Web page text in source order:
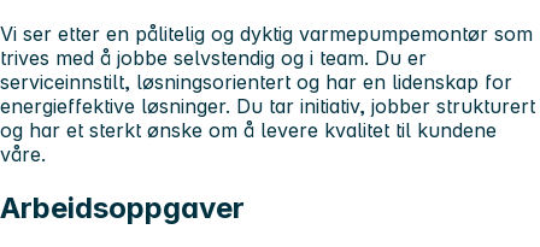
Vi ser etter en pålitelig og dyktig varmepumpemontør som
trives med å jobbe selvstendig og i team. Du er
serviceinnstilt, løsningsorientert og har en lidenskap for
energieffektive løsninger. Du tar initiativ, jobber strukturert
og har et sterkt ønske om å levere kvalitet til kundene
våre.
Arbeidsoppgaver